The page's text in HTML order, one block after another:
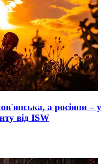
а росіяни – у
від ISW